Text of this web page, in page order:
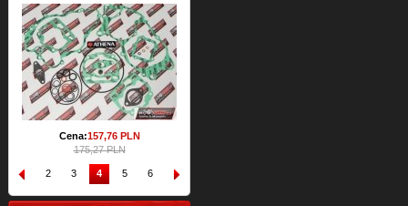
Cena:157,76PLN
175,27 PLN
1 2 3 4 5 6 7